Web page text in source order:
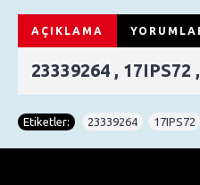
AÇIKLAMA
23339264 , 17IPS72
Etiketler: 23339264 17IPS72